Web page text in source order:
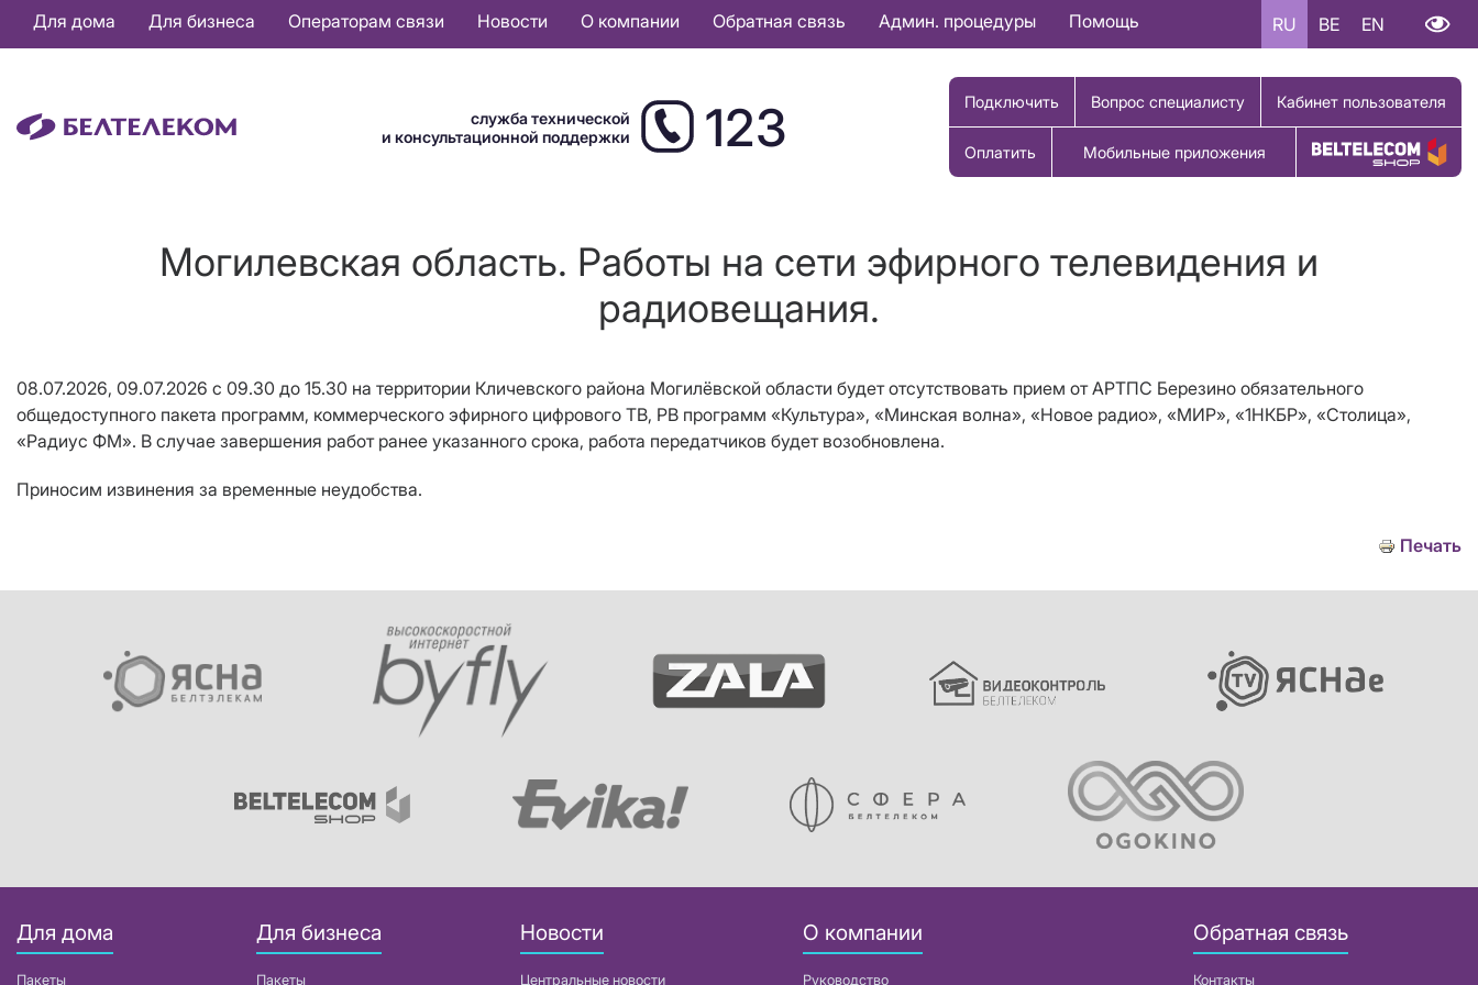
Основная
навигация
Для дома Для бизнеса Операторам связи Новости О компании Обратная связь Админ. процедуры Помощь RU BE EN
служба технической
и консультационной поддержки
123 Подключить Вопрос специалисту Кабинет пользователя
Оплатить Мобильные приложения Купить товар
Могилевская область. Работы на сети эфирного телевидения и
радиовещания.
08.07.2026, 09.07.2026 c 09.30 до 15.30 на территории Кличевского района Могилёвской области будет отсутствовать прием от АРТПС Березино обязательного
общедоступного пакета программ, коммерческого эфирного цифрового ТВ, РВ программ «Культура», «Минская волна», «Новое радио», «МИР», «1НКБР», «Столица»,
«Радиус ФМ». В случае завершения работ ранее указанного срока, работа передатчиков будет возобновлена.
Приносим извинения за временные неудобства.
Печать
Для дома
Пакеты
Для бизнеса
Пакеты
Новости
Центральные новости
О компании
Руководство
Обратная связь
Контакты